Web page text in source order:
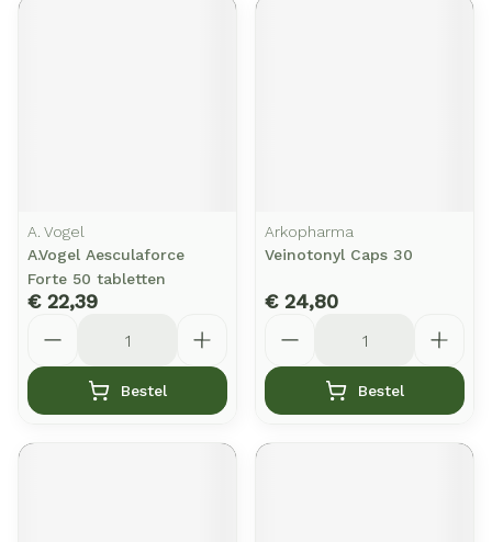
A. Vogel
A.Vogel Aesculaforce
Forte 50 tabletten
€ 22,39
Bestel
Arkopharma
Veinotonyl Caps 30
€ 24,80
Bestel